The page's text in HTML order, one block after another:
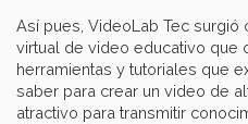
Así pues, VideoLab Tec
virtual de video educativo que
herramientas y tutoriales que
saber para crear un video de
atractivo para transmitir